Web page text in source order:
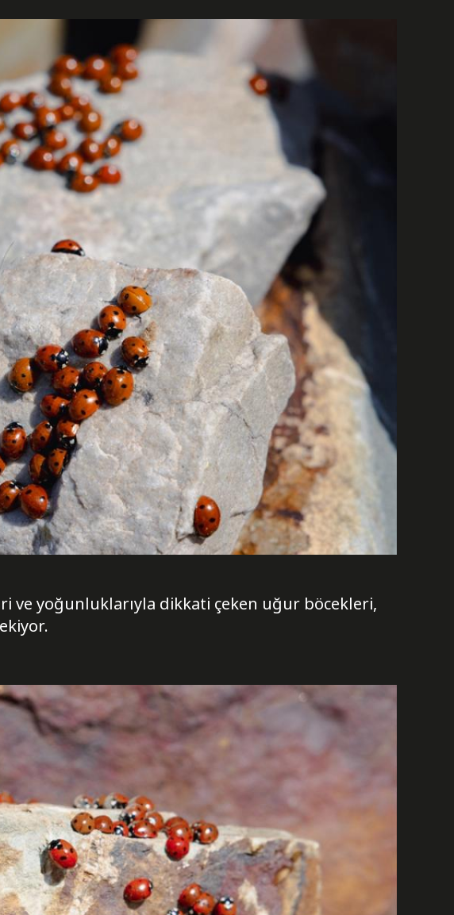
ve yoğunluklarıyla dikkati çeken uğur böcekleri,